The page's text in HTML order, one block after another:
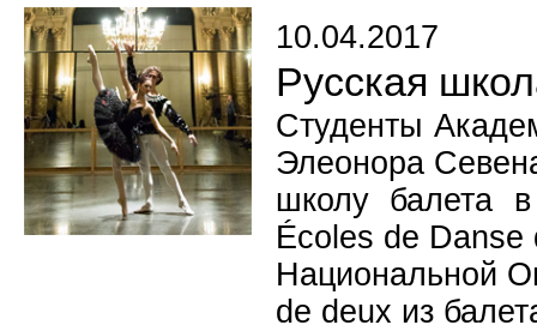
10.04.2017
Русская
Студенты
Элеонора
школу балета
Écoles de
Национальной
de deux из